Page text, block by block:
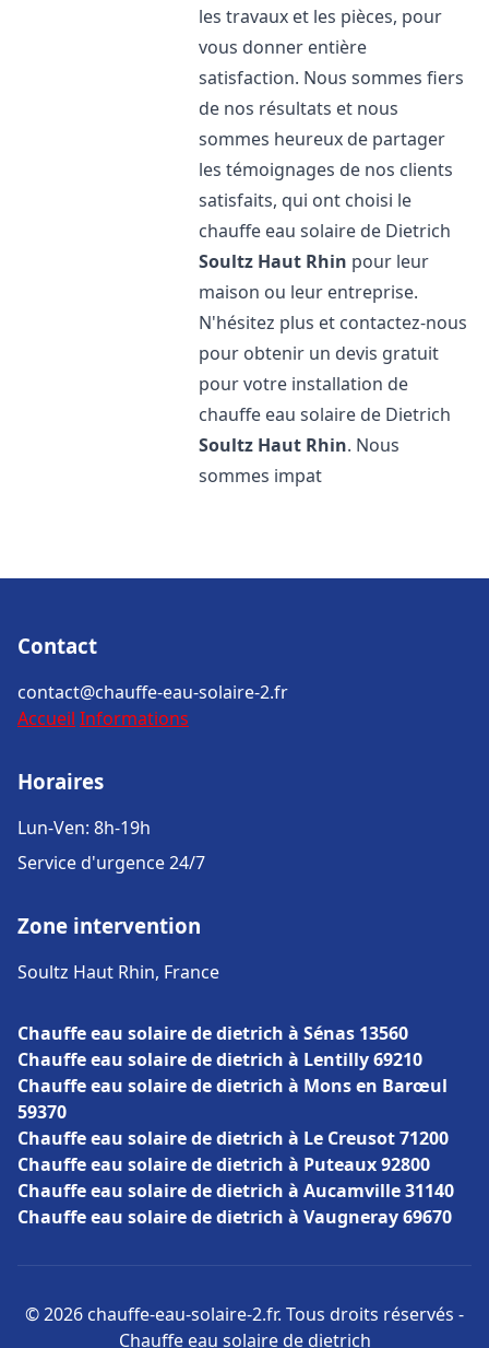
les travaux et les pièces, pour
vous donner entière
satisfaction. Nous sommes fiers
de nos résultats et nous
sommes heureux de partager
les témoignages de nos clients
satisfaits, qui ont choisi le
chauffe eau solaire de Dietrich
Soultz Haut Rhin pour leur
maison ou leur entreprise.
N'hésitez plus et contactez-nous
pour obtenir un devis gratuit
pour votre installation de
chauffe eau solaire de Dietrich
Soultz Haut Rhin. Nous
sommes impat
Contact
contact@chauffe-eau-solaire-2.fr
Accueil Informations
Horaires
Lun-Ven: 8h-19h
Service d'urgence 24/7
Zone intervention
Soultz Haut Rhin, France
Chauffe eau solaire de dietrich à Sénas 13560
Chauffe eau solaire de dietrich à Lentilly 69210
Chauffe eau solaire de dietrich à Mons en Barœul
59370
Chauffe eau solaire de dietrich à Le Creusot 71200
Chauffe eau solaire de dietrich à Puteaux 92800
Chauffe eau solaire de dietrich à Aucamville 31140
Chauffe eau solaire de dietrich à Vaugneray 69670
© 2026 chauffe-eau-solaire-2.fr. Tous droits réservés -
Chauffe eau solaire de dietrich